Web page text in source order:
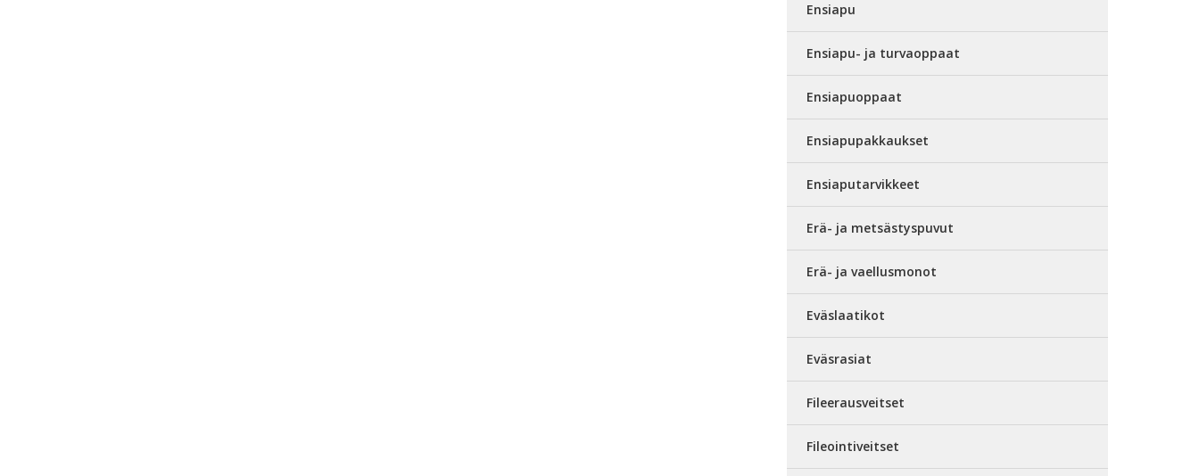
Ensiapu
Ensiapu- ja turvaoppaat
Ensiapuoppaat
Ensiapupakkaukset
Ensiaputarvikkeet
Erä- ja metsästyspuvut
Erä- ja vaellusmonot
Eväslaatikot
Eväsrasiat
Fileerausveitset
Fileointiveitset